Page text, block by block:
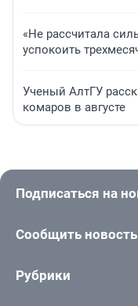
«Не рассчитала
успокоить
Ученый АлтГУ
комаров в августе
Подписаться на
Сообщить новость
Рубрики